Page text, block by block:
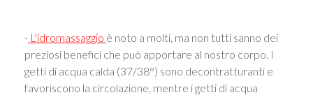
- L'idromassaggio è noto a molti, ma non tutti sanno dei
preziosi benefici che può apportare al nostro corpo. I
getti di acqua calda (37/38°) sono decontratturanti e
favoriscono la circolazione, mentre i getti di acqua